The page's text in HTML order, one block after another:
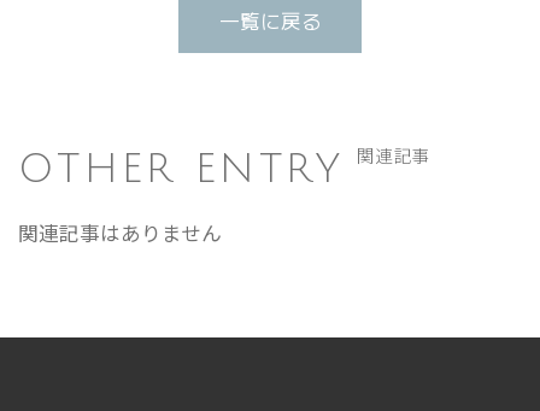
一覧に戻る
OTHER ENTRY 関連記事
関連記事はありません